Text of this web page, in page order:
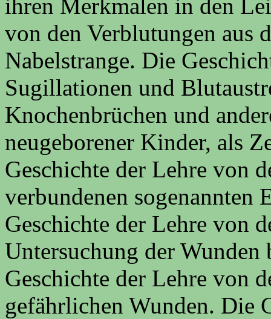
ihren Merkmalen in den
von den Verblutungen aus
Nabelstrange. Die
Sugillationen und
Knochenbrüchen und
neugeborener Kinder, als
Geschichte der Lehre von
verbundenen
Geschichte der Lehre von
Untersuchung der
Geschichte der Lehre von
gefährlichen Wunden. Die